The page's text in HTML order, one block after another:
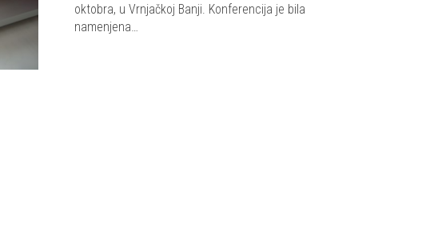
oktobra, u Vrnjačkoj Banji. Konferencija je bila
namenjena…